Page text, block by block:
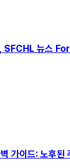
뉴스
가이드: 노후된